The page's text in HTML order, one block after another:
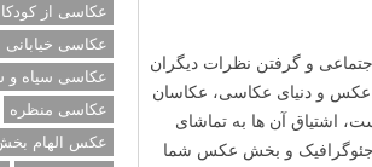
زاویه اکتفا نکنید و جزئیات
مکان بازگشته و عکاسی کنید.
برای شما مجموعه عکسی از گل
به جستجوی نکات آموزشی
عکاسی از
عکاسی خیابانی
عکاسی سیاه و
عکاسی منظره
عکس الهام